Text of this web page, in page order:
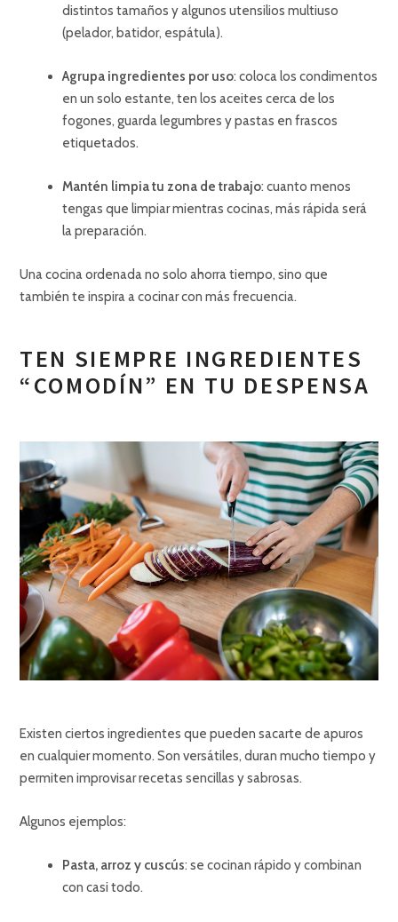
distintos tamaños y algunos utensilios multiuso
(pelador, batidor, espátula).
Agrupa ingredientes por uso: coloca los condimentos
en un solo estante, ten los aceites cerca de los
fogones, guarda legumbres y pastas en frascos
etiquetados.
Mantén limpia tu zona de trabajo: cuanto menos
tengas que limpiar mientras cocinas, más rápida será
la preparación.
Una cocina ordenada no solo ahorra tiempo, sino que
también te inspira a cocinar con más frecuencia.
TEN SIEMPRE INGREDIENTES
“COMODÍN” EN TU DESPENSA
Existen ciertos ingredientes que pueden sacarte de apuros
en cualquier momento. Son versátiles, duran mucho tiempo y
permiten improvisar recetas sencillas y sabrosas.
Algunos ejemplos:
Pasta, arroz y cuscús: se cocinan rápido y combinan
con casi todo.